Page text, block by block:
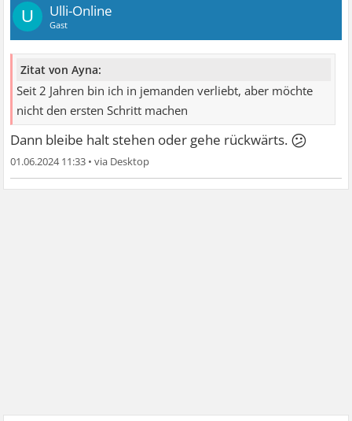
U Ulli-Online
Gast
Zitat von Ayna:
Seit 2 Jahren bin ich in jemanden verliebt, aber möchte
nicht den ersten Schritt machen
Dann bleibe halt stehen oder gehe rückwärts. 😕
01.06.2024 11:33 •